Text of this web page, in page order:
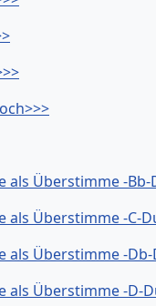
als Überstimme -Bb-
als Überstimme -C-
als Überstimme -Db-
als Überstimme -D-